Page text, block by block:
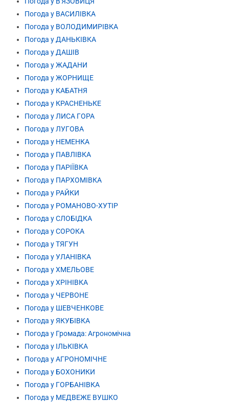
Погода у ВАСИЛІВКА
Погода у ВОЛОДИМИРІВКА
Погода у ДАНЬКІВКА
Погода у ДАШІВ
Погода у ЖАДАНИ
Погода у ЖОРНИЩЕ
Погода у КАБАТНЯ
Погода у КРАСНЕНЬКЕ
Погода у ЛИСА ГОРА
Погода у ЛУГОВА
Погода у НЕМЕНКА
Погода у ПАВЛІВКА
Погода у ПАРІЇВКА
Погода у ПАРХОМІВКА
Погода у РАЙКИ
Погода у РОМАНОВО-ХУТІР
Погода у СЛОБІДКА
Погода у СОРОКА
Погода у ТЯГУН
Погода у УЛАНІВКА
Погода у ХМЕЛЬОВЕ
Погода у ХРІНІВКА
Погода у ЧЕРВОНЕ
Погода у ШЕВЧЕНКОВЕ
Погода у ЯКУБІВКА
Погода у Громада: Агрономічна
Погода у ІЛЬКІВКА
Погода у АГРОНОМІЧНЕ
Погода у БОХОНИКИ
Погода у ГОРБАНІВКА
Погода у МЕДВЕЖЕ ВУШКО